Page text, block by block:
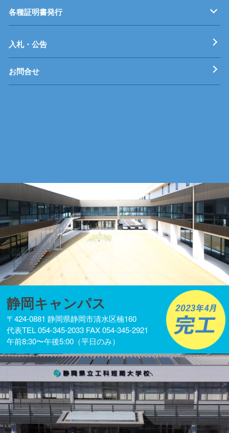
事業主推薦について
インターンシップについて
学生の求人について
各種証明書発行
工科短期大学校
技術専門校
ガス溶接技能講習
各種特別教育
入札・公告
お問合せ
静岡キャンパス
〒424-0881 静岡県静岡市清水区楠160
代表TEL 054-345-2033 FAX 054-345-2921
午前8:30〜午後5:00（平日のみ）